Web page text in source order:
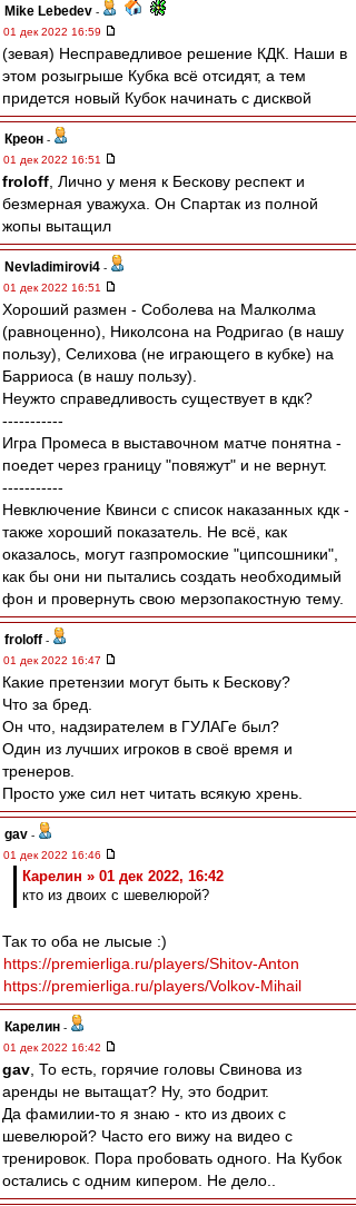
Mike Lebedev -
01 дек 2022 16:59
(зевая) Несправедливое решение КДК. Наши в
этом розыгрыше Кубка всё отсидят, а тем
придется новый Кубок начинать с дисквой
Креон -
01 дек 2022 16:51
froloff , Лично у меня к Бескову респект и
безмерная уважуха. Он Спартак из полной
жопы вытащил
Nevladimirovi4 -
01 дек 2022 16:51
Хороший размен - Соболева на Малколма
(равноценно), Николсона на Родригао (в нашу
пользу), Селихова (не играющего в кубке) на
Барриоса (в нашу пользу).
Неужто справедливость существует в кдк?
-----------
Игра Промеса в выставочном матче понятна -
поедет через границу "повяжут" и не вернут.
-----------
Невключение Квинси с список наказанных кдк -
также хороший показатель. Не всё, как
оказалось, могут газпромоские "ципсошники",
как бы они ни пытались создать необходимый
фон и провернуть свою мерзопакостную тему.
froloff -
01 дек 2022 16:47
Какие претензии могут быть к Бескову?
Что за бред.
Он что, надзирателем в ГУЛАГе был?
Один из лучших игроков в своё время и
тренеров.
Просто уже сил нет читать всякую хрень.
gav -
01 дек 2022 16:46
Карелин » 01 дек 2022, 16:42
кто из двоих с шевелюрой?
Так то оба не лысые :)
https://premierliga.ru/players/Shitov-Anton
https://premierliga.ru/players/Volkov-Mihail
Карелин -
01 дек 2022 16:42
gav , То есть, горячие головы Свинова из
аренды не вытащат? Ну, это бодрит.
Да фамилии-то я знаю - кто из двоих с
шевелюрой? Часто его вижу на видео с
тренировок. Пора пробовать одного. На Кубок
остались с одним кипером. Не дело..